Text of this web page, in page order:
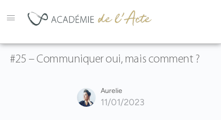
#25 – Communiquer oui, mais comment ?
Aurelie
11/01/2023